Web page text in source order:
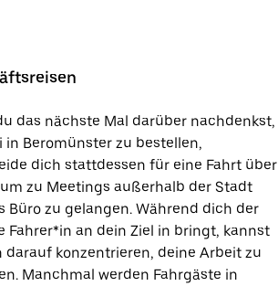
das nächste Mal darüber nachdenkst,
in Beromünster zu bestellen,
dich stattdessen für eine Fahrt über
um zu Meetings außerhalb der Stadt
Büro zu gelangen. Während dich der
Fahrer*in an dein Ziel in bringt, kannst
darauf konzentrieren, deine Arbeit zu
Manchmal werden Fahrgäste in